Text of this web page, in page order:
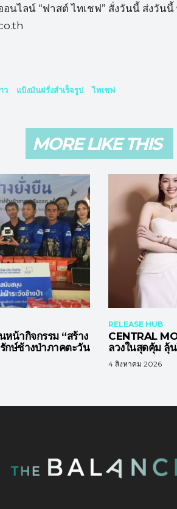
นไลน์ “ฟาสต์ ไทเชฟ” สั่งวันนี้ ส่งวันนี้
ว แป้งมันฝรั่งสำเร็จรูป ไทเชฟ
MORE LIKE THIS
หน้ากิจกรรม “สร้าง
กษ์ช้างป่าภาคตะวัน
RELEASE HUB
CENTRAL
ลวงในสุดคุ้ม ลุ้
4 สิงหาคม 2026